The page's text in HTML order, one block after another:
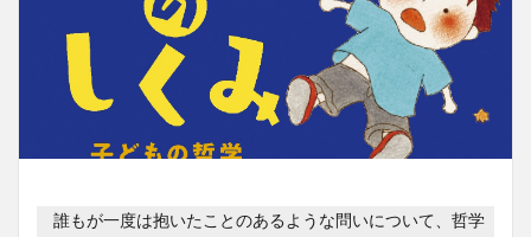
誰もが一度は抱いたことのあるような問いについて、哲学